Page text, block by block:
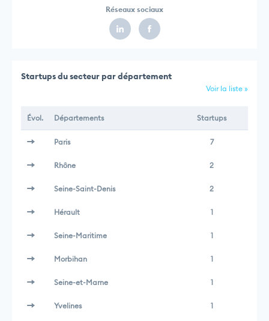
Réseaux sociaux
Startups du secteur par département
Voir la liste »
Évol. Départements Startups
Paris 7
Rhône 2
Seine-Saint-Denis 2
Hérault 1
Seine-Maritime 1
Morbihan 1
Seine-et-Marne 1
Yvelines 1